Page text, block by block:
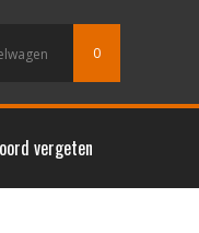
0
vergeten